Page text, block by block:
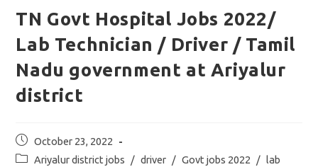
TN Govt Hospital Jobs 2022/
Lab Technician / Driver / Tamil
Nadu government at Ariyalur
district
Post
published:
October 23, 2022
PostAriyalur district jobs / driver / Govt jobs 2022 / lab